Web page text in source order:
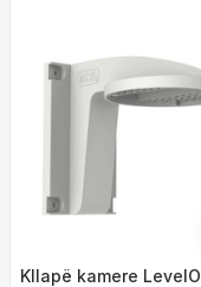
Kllapë kamere